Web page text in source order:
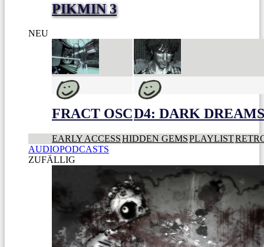
PIKMIN 3
NEU
FRACT OSCD4: DARK
EARLY ACCESSHIDDEN GEMSPLAYLIST
AUDIOPODCASTS
ZUFÄLLIG